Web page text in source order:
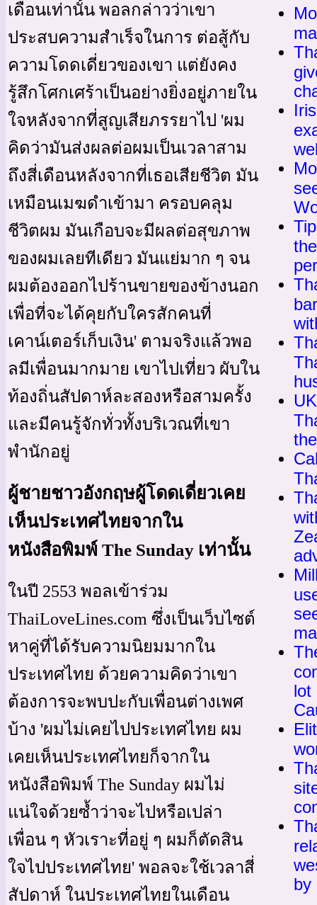
เดือนเท่านั้น พอลกล่าวว่าเขา
ประสบความสำเร็จในการ ต่อสู้กับ
ความโดดเดี่ยวของเขา แต่ยังคง
รู้สึกโศกเศร้าเป็นอย่างยิ่งอยู่ภายใน
ใจหลังจากที่สูญเสียภรรยาไป 'ผม
คิดว่ามันส่งผลต่อผมเป็นเวลาสาม
ถึงสี่เดือนหลังจากที่เธอเสียชีวิต มัน
เหมือนเมฆดำเข้ามา ครอบคลุม
ชีวิตผม มันเกือบจะมีผลต่อสุขภาพ
ของผมเลยทีเดียว มันแย่มาก ๆ จน
ผมต้องออกไปร้านขายของข้างนอก
เพื่อที่จะได้คุยกับใครสักคนที่
เคาน์เตอร์เก็บเงิน' ตามจริงแล้วพอ
ลมีเพื่อนมากมาย เขาไปเที่ยว ผับใน
ท้องถิ่นสัปดาห์ละสองหรือสามครั้ง
และมีคนรู้จักทั่วทั้งบริเวณที่เขา
พำนักอยู่
ผู้ชายชาวอังกฤษผู้โดดเดี่ยวเคย
เห็นประเทศไทยจากใน
หนังสือพิมพ์ The Sunday เท่านั้น
ในปี 2553 พอลเข้าร่วม
ThaiLoveLines.com ซึ่งเป็นเว็บไซต์
หาคู่ที่ได้รับความนิยมมากใน
ประเทศไทย ด้วยความคิดว่าเขา
ต้องการจะพบปะกับเพื่อนต่างเพศ
บ้าง 'ผมไม่เคยไปประเทศไทย ผม
เคยเห็นประเทศไทยก็จากใน
หนังสือพิมพ์ The Sunday ผมไม่
แน่ใจด้วยซ้ำว่าจะไปหรือเปล่า
เพื่อน ๆ หัวเราะที่อยู่ ๆ ผมก็ตัดสิน
ใจไปประเทศไทย' พอลจะใช้เวลาสี่
สัปดาห์ ในประเทศไทยในเดือน
lot
by